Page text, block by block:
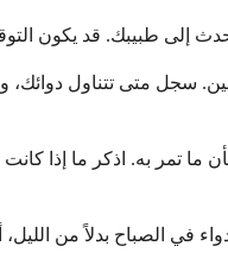
سجل متى تتناول
تمر به. اذكر ما إذا